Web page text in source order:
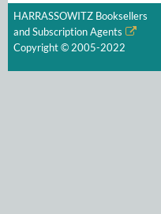
HARRASSOWITZ Booksellers
and Subscription Agents
Copyright © 2005-2022